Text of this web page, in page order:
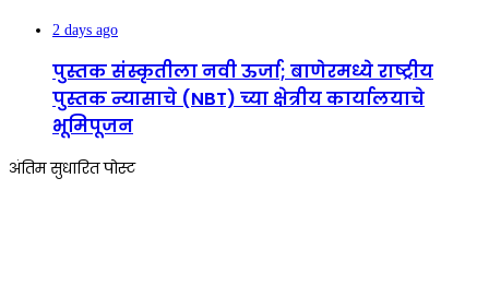
2 days ago
पुस्तक संस्कृतीला नवी ऊर्जा; बाणेरमध्ये राष्ट्रीय
पुस्तक न्यासाचे (NBT) च्या क्षेत्रीय कार्यालयाचे
भूमिपूजन
अंतिम सुधारित पोस्ट